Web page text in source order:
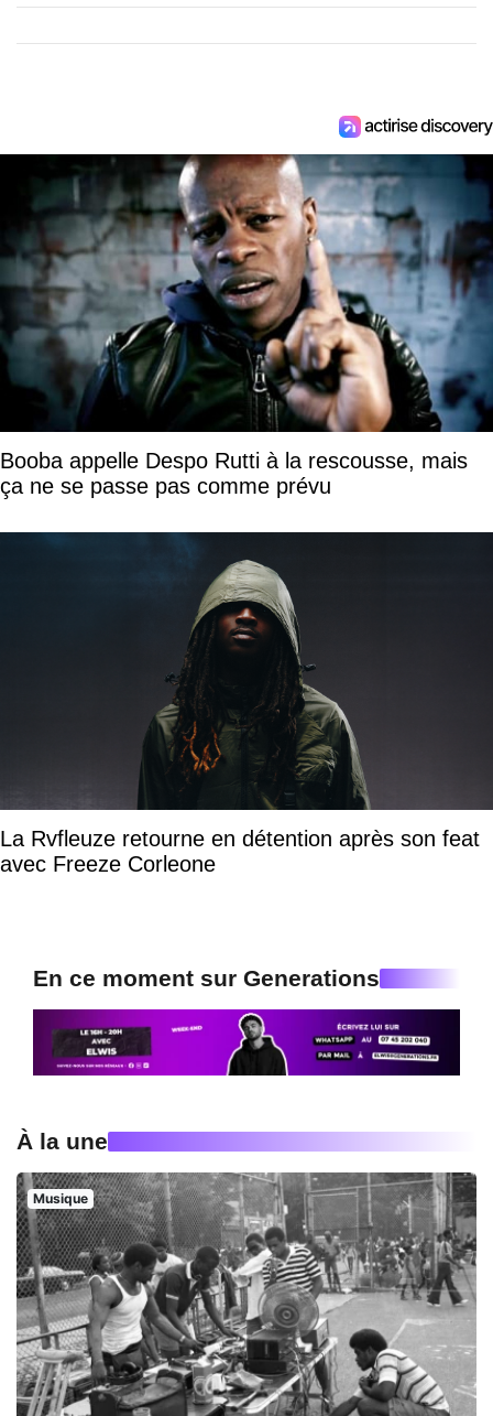
Booba appelle Despo Rutti à la rescousse, mais
ça ne se passe pas comme prévu
La Rvfleuze retourne en détention après son feat
avec Freeze Corleone
En ce moment sur Generations
À la une
Musique